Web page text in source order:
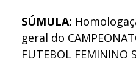
SÚMULA:
geral do
FUTEBOL FEMININO